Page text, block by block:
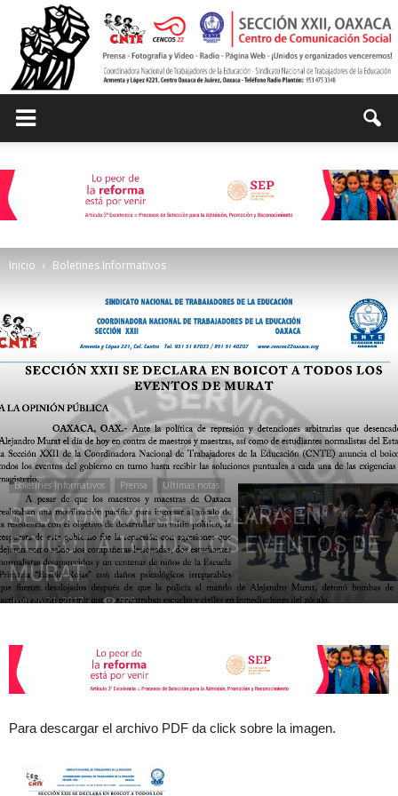
de
Social
de
la
XXII
Inicio Boletines Informativos
Boletines Informativos Prensa Últimas notas
SECCIÓN XXII SE DECLARA EN
BOICOT A TODOS LOS EVENTOS DE
MURAT
marzo 21, 2017 929
Para descargar el archivo PDF da click sobre la imagen.